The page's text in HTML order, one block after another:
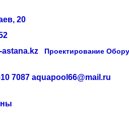
20
Проектирование
7087 aquapool66@mail.ru